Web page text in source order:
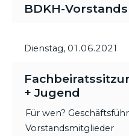
BDKH-
Dienstag, 01.06.2021
+ Jugend
Für wen?
Vorstandsmitglieder